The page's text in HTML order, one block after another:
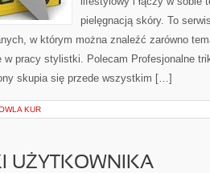
pielęgnacją skóry. To
w którym można znaleźć zarówno
w pracy stylistki. Polecam Profesjonalne
skupia się przede wszystkim […]
KUR
UŻYTKOWNIKA